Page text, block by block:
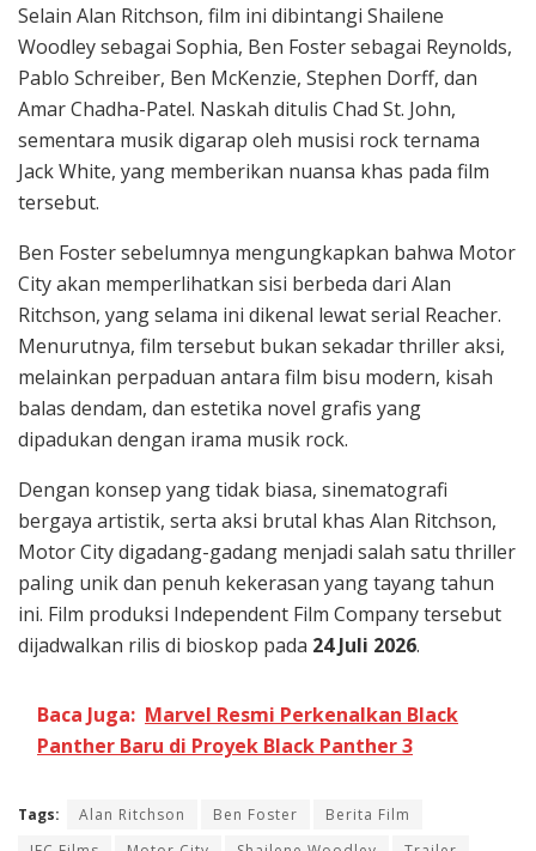
Selain Alan Ritchson, film ini dibintangi Shailene
Woodley sebagai Sophia, Ben Foster sebagai Reynolds,
Pablo Schreiber, Ben McKenzie, Stephen Dorff, dan
Amar Chadha-Patel. Naskah ditulis Chad St. John,
sementara musik digarap oleh musisi rock ternama
Jack White, yang memberikan nuansa khas pada film
tersebut.
Ben Foster sebelumnya mengungkapkan bahwa Motor
City akan memperlihatkan sisi berbeda dari Alan
Ritchson, yang selama ini dikenal lewat serial Reacher.
Menurutnya, film tersebut bukan sekadar thriller aksi,
melainkan perpaduan antara film bisu modern, kisah
balas dendam, dan estetika novel grafis yang
dipadukan dengan irama musik rock.
Dengan konsep yang tidak biasa, sinematografi
bergaya artistik, serta aksi brutal khas Alan Ritchson,
Motor City digadang-gadang menjadi salah satu thriller
paling unik dan penuh kekerasan yang tayang tahun
ini. Film produksi Independent Film Company tersebut
dijadwalkan rilis di bioskop pada 24 Juli 2026.
Baca Juga: Marvel Resmi Perkenalkan Black
Panther Baru di Proyek Black Panther 3
Tags: Alan Ritchson Ben Foster
Berita Film